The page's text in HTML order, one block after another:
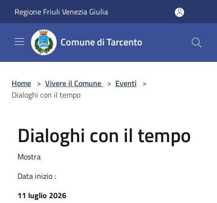
Regione Friuli Venezia Giulia
Comune di Tarcento
Home > Vivere il Comune > Eventi >
Dialoghi con il tempo
Dialoghi con il tempo
Mostra
Data inizio :
11 luglio 2026